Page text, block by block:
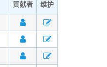
贡献者 维护